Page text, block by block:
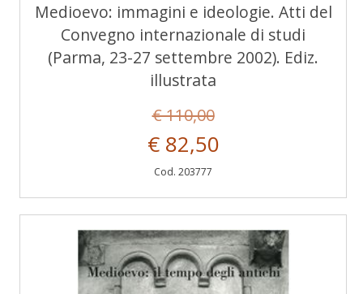
Medioevo: immagini e ideologie. Atti del
Convegno internazionale di studi
(Parma, 23-27 settembre 2002). Ediz.
illustrata
€ 110,00
€ 82,50
Cod. 203777